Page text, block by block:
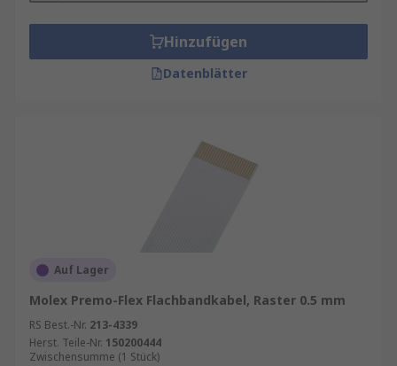
Hinzufügen
Datenblätter
Auf Lager
Molex Premo-Flex Flachbandkabel, Raster 0.5 mm
RS Best.-Nr. 213-4339
Herst. Teile-Nr. 150200444
Zwischensumme (1 Stück)